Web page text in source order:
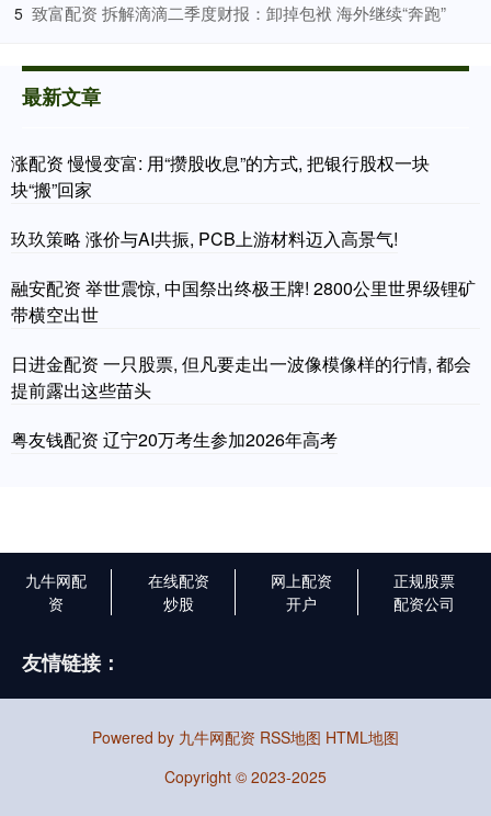
5 ​致富配资 拆解滴滴二季度财报：卸掉包袱 海外继续“奔跑”
最新文章
涨配资 慢慢变富: 用“攒股收息”的方式, 把银行股权一块
块“搬”回家
玖玖策略 涨价与AI共振, PCB上游材料迈入高景气!
融安配资 举世震惊, 中国祭出终极王牌! 2800公里世界级锂矿
带横空出世
日进金配资 一只股票, 但凡要走出一波像模像样的行情, 都会
提前露出这些苗头
粤友钱配资 辽宁20万考生参加2026年高考
九牛网配
资
在线配资
炒股
网上配资
开户
正规股票
配资公司
友情链接：
Powered by 九牛网配资 RSS地图 HTML地图
Copyright © 2023-2025